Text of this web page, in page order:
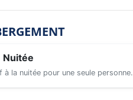
Nuitée
à la nuitée pour une seule personne.